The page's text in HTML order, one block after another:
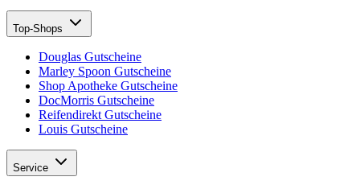
Top-Shops
Douglas Gutscheine
Marley Spoon Gutscheine
Shop Apotheke Gutscheine
DocMorris Gutscheine
Reifendirekt Gutscheine
Louis Gutscheine
Service